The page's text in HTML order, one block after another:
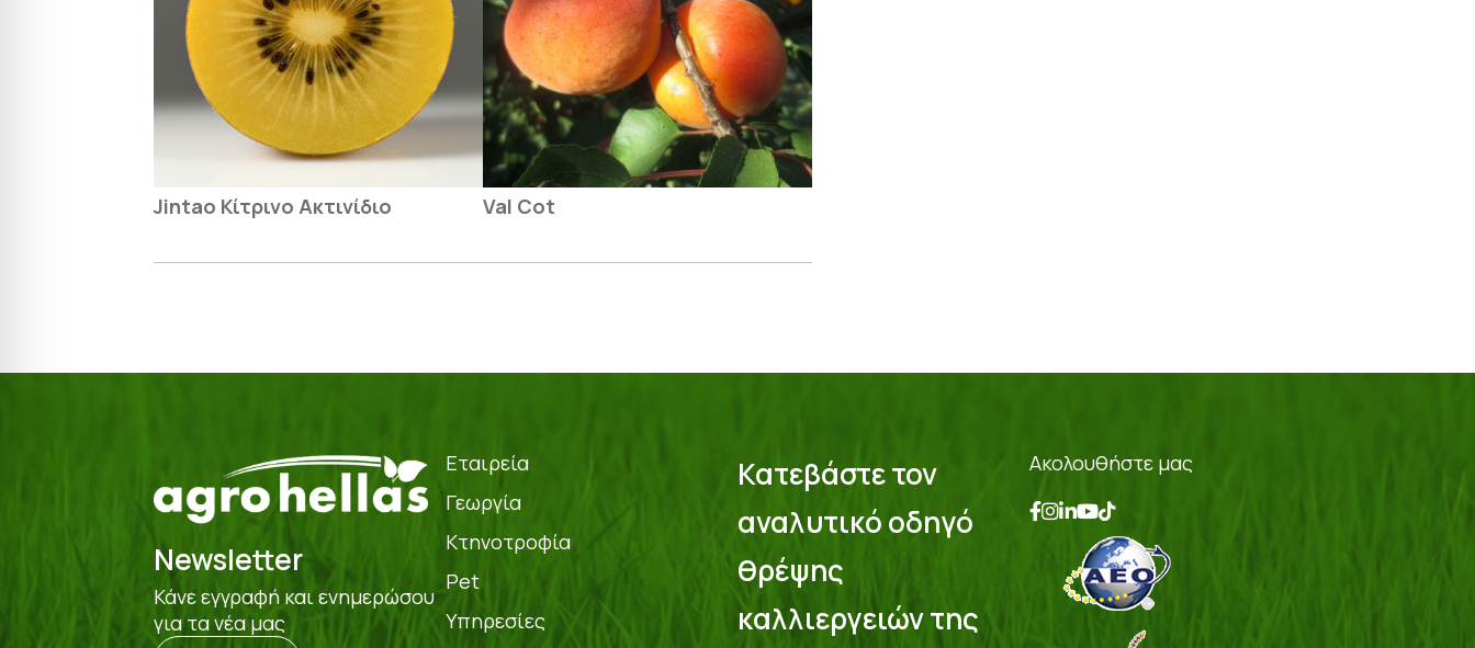
Jintao Κίτρινο Ακτινίδιο Val Cot
Newsletter
Κάνε εγγραφή και ενημερώσου
για τα νέα μας
Εταιρεία
Γεωργία
Κτηνοτροφία
Pet
Υπηρεσίες
Κατεβάστε τον
αναλυτικό οδηγό
θρέψης
καλλιεργειών της
Ακολουθήστε μας